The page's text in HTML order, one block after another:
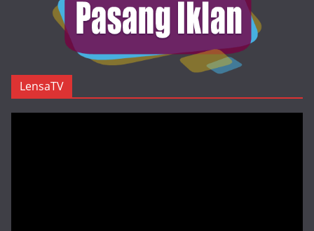
LensaTV